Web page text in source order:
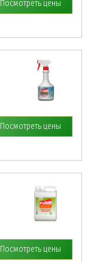
Посмотреть цены
Посмотреть цены
Посмотреть цены